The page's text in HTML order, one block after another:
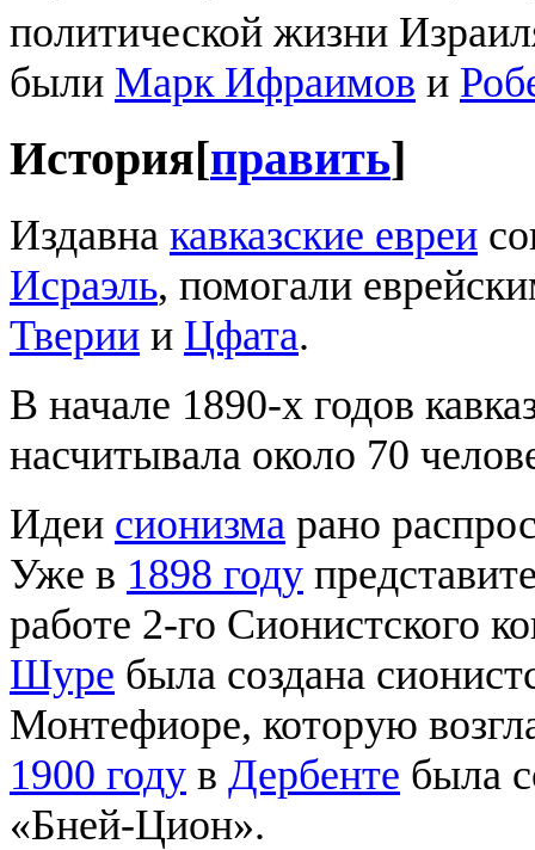
политической жизни
были Марк Ифраимов и
История[править]
Издавна кавказские евреи
Исраэль, помогали
Тверии и Цфата.
В начале 1890-х годов
насчитывала около 70
Идеи сионизма рано
Уже в 1898 году
работе 2-го Сионистского
Шуре была создана
Монтефиоре, которую
1900 году в Дербенте была
«Бней-Цион».